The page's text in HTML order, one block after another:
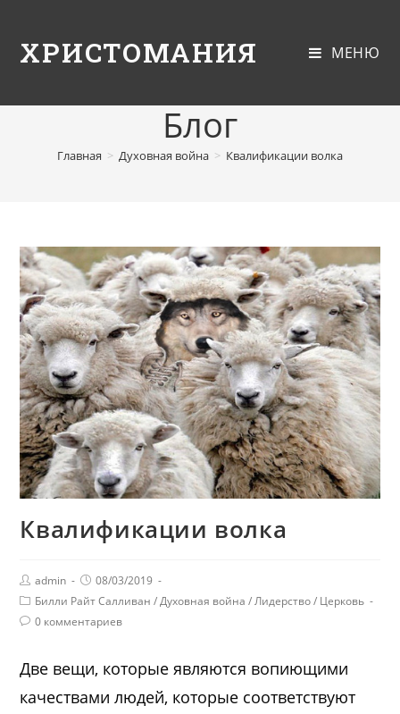
ХРИСТОМАНИЯ МЕНЮ
Блог
Главная > Духовная война > Квалификации волка
Квалификации волка
admin
08/03/2019
Билли Райт Салливан / Духовная война / Лидерство / Церковь
0 комментариев
Две вещи, которые являются вопиющими
качествами людей, которые соответствуют